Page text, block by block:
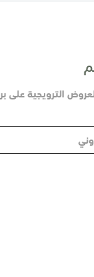
الترويجية على